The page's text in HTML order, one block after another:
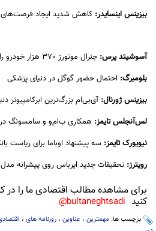
بیزینس اینسایدر: کاهش شدید ایجاد فرصت‌های
آسوشیتد پرس: جنرال موتورز 370 هزار خودرو را فراخوانی می‌کند
بلومبرگ: احتمال حضور گوگل در دنیای پزشکی
بیزینس ژورنال: آی‌بی‌ام بزرگ‌ترین ابرکامپیوتر
لس‌آنجلس تایمز: همکاری ب‌ام‌و و سامسونگ در
نیویورک تایمز: سه پیشنهاد اوباما برای ریاست
رویترز: تحقیقات جدید ایرباس روی پیشرانه مدل A330
برای مشاهده مطالب اقتصادی ما را در
کنید bultaneghtsadi@
برچسب ها: مهمترین ، عناوین ، روزنامه های ،